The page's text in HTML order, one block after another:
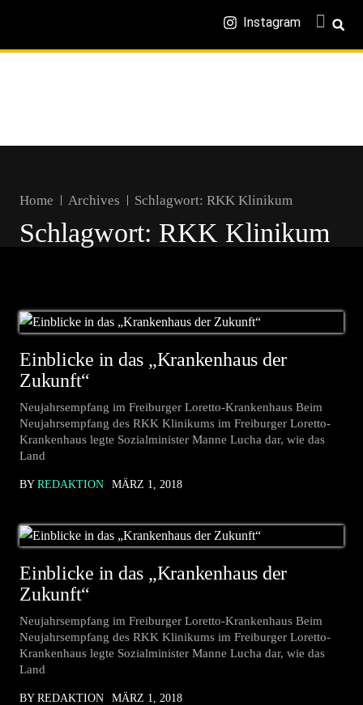
Instagram
Home Archives Schlagwort: RKK Klinikum
Schlagwort: RKK Klinikum
Einblicke in das „Krankenhaus der
Zukunft“
Neujahrsempfang im Freiburger Loretto-Krankenhaus Beim
Neujahrsempfang des RKK Klinikums im Freiburger Loretto-
Krankenhaus legte Sozialminister Manne Lucha dar, wie das
Land
BY REDAKTION MÄRZ 1, 2018
Einblicke in das „Krankenhaus der
Zukunft“
Neujahrsempfang im Freiburger Loretto-Krankenhaus Beim
Neujahrsempfang des RKK Klinikums im Freiburger Loretto-
Krankenhaus legte Sozialminister Manne Lucha dar, wie das
Land
BY REDAKTION MÄRZ 1, 2018